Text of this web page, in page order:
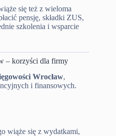
się też z wieloma
pensję, składki ZUS,
szkolenia i wsparcie
– korzyści dla firmy
Wrocław,
i finansowych.
wiąże się z wydatkami,